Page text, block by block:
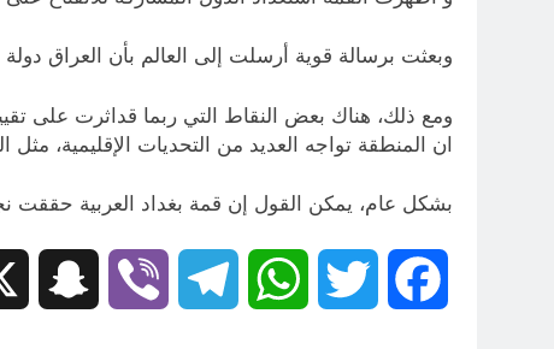
وبعثت برسالة قوية أرسلت إلى العالم بأن العراق
ومع ذلك، هناك بعض النقاط التي ربما قداثرت على
ان المنطقة تواجه العديد من التحديات الإقليمية،
بشكل عام، يمكن القول إن قمة بغداد العربية حققت
Facebook
Twitter
WhatsApp
Telegram
Viber